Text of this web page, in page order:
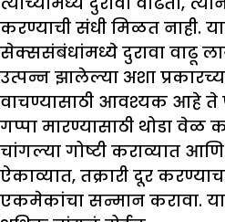
करण्याची संधी मिळत नाही.
सेक्ससंबंधांमध्ये दुरावा वाढू
उत्पन्न झालेल्या अशा
वाचण्यासाठी आवश्यक आहे ते
गप्पा मारण्यासाठी थोडा वेळ
चांगल्या गोष्टी कराव्यात
ऐकाव्यात, तक्रारी दूर
एकमेकांचा सन्मान करावा.